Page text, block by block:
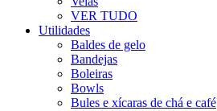
VER TUDO
Utilidades
Baldes de gelo
Bandejas
Boleiras
Bowls
Bules e xícaras de chá e café